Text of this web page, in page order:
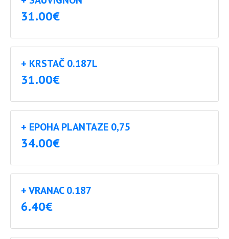
31.00€
+ KRSTAČ 0.187L
31.00€
+ EPOHA PLANTAZE 0,75
34.00€
+ VRANAC 0.187
6.40€